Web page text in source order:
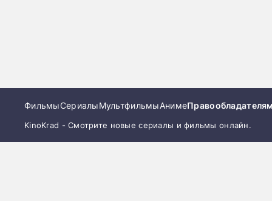
ФильмыСериалыМультфильмыАниме
KinoKrad - Смотрите новые сериалы и фильмы онлайн.